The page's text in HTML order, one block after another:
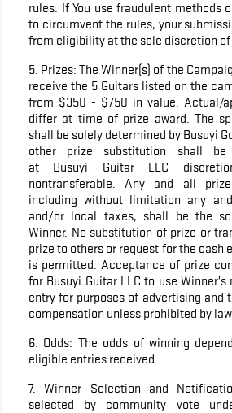
rules. If You use fraudulent methods
to circumvent the rules, your
from eligibility at the sole discretion of
5. Prizes: The Winner(s) of the
receive the 5 Guitars listed on the
from $350 - $750 in value. Actual/
differ at time of prize award. The
shall be solely determined by Busuyi
other prize substitution shall be
at Busuyi Guitar LLC
nontransferable. Any and all
including without limitation any
and/or local taxes, shall be the
Winner. No substitution of prize or
prize to others or request for the cash
is permitted. Acceptance of prize
for Busuyi Guitar LLC to use
entry for purposes of advertising and
compensation unless prohibited by
6. Odds: The odds of winning
eligible entries received.
7. Winner Selection and
selected by community vote